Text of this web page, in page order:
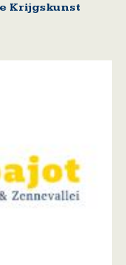
Krijgskunst